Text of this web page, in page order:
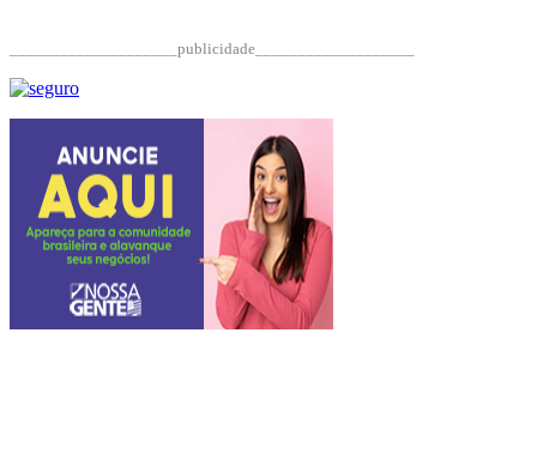
____________________publicidade___________________